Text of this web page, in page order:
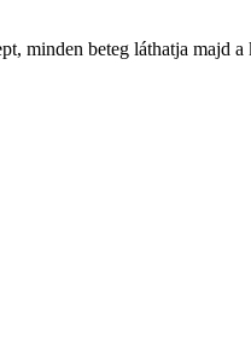
minden beteg láthatja majd a